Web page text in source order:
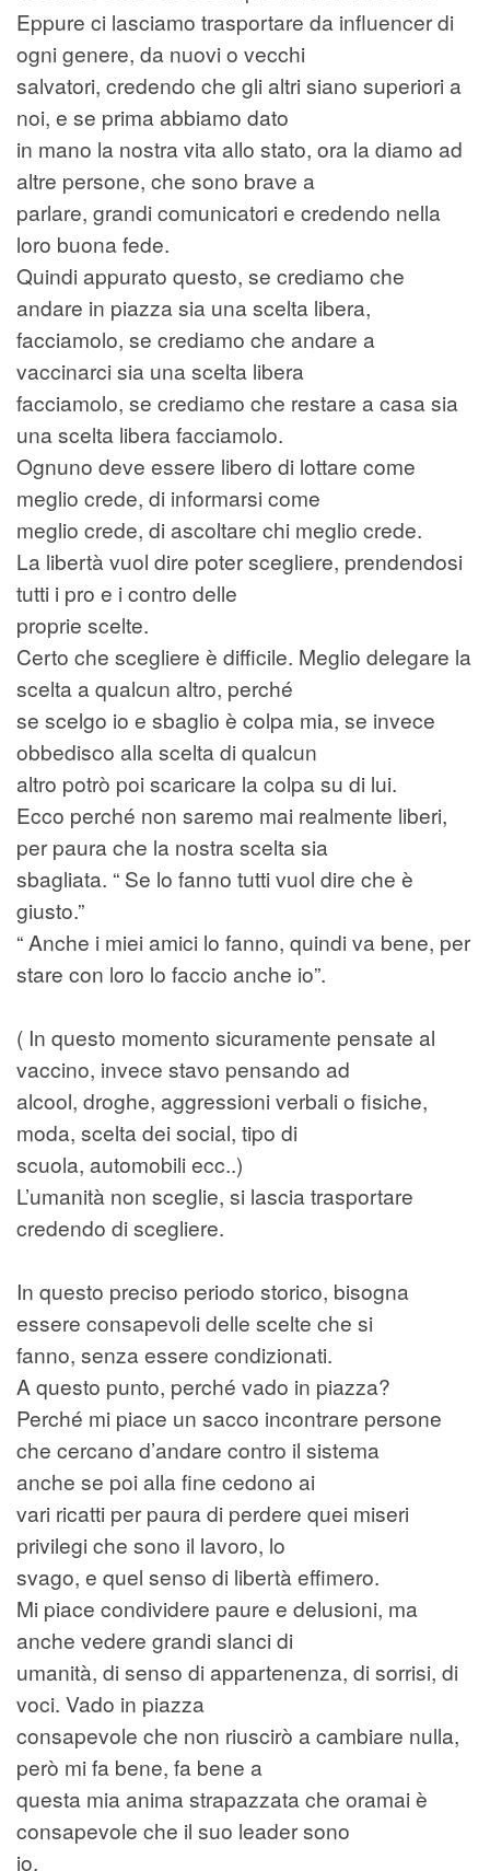
Eppure ci lasciamo trasportare da influencer di
ogni genere, da nuovi o vecchi
salvatori, credendo che gli altri siano superiori a
noi, e se prima abbiamo dato
in mano la nostra vita allo stato, ora la diamo ad
altre persone, che sono brave a
parlare, grandi comunicatori e credendo nella
loro buona fede.
Quindi appurato questo, se crediamo che
andare in piazza sia una scelta libera,
facciamolo, se crediamo che andare a
vaccinarci sia una scelta libera
facciamolo, se crediamo che restare a casa sia
una scelta libera facciamolo.
Ognuno deve essere libero di lottare come
meglio crede, di informarsi come
meglio crede, di ascoltare chi meglio crede.
La libertà vuol dire poter scegliere, prendendosi
tutti i pro e i contro delle
proprie scelte.
Certo che scegliere è difficile. Meglio delegare la
scelta a qualcun altro, perché
se scelgo io e sbaglio è colpa mia, se invece
obbedisco alla scelta di qualcun
altro potrò poi scaricare la colpa su di lui.
Ecco perché non saremo mai realmente liberi,
per paura che la nostra scelta sia
sbagliata. “ Se lo fanno tutti vuol dire che è
giusto.”
“ Anche i miei amici lo fanno, quindi va bene, per
stare con loro lo faccio anche io”.
( In questo momento sicuramente pensate al
vaccino, invece stavo pensando ad
alcool, droghe, aggressioni verbali o fisiche,
moda, scelta dei social, tipo di
scuola, automobili ecc..)
L’umanità non sceglie, si lascia trasportare
credendo di scegliere.
In questo preciso periodo storico, bisogna
essere consapevoli delle scelte che si
fanno, senza essere condizionati.
A questo punto, perché vado in piazza?
Perché mi piace un sacco incontrare persone
che cercano d’andare contro il sistema
anche se poi alla fine cedono ai
vari ricatti per paura di perdere quei miseri
privilegi che sono il lavoro, lo
svago, e quel senso di libertà effimero.
Mi piace condividere paure e delusioni, ma
anche vedere grandi slanci di
umanità, di senso di appartenenza, di sorrisi, di
voci. Vado in piazza
consapevole che non riuscirò a cambiare nulla,
però mi fa bene, fa bene a
questa mia anima strapazzata che oramai è
consapevole che il suo leader sono
io.